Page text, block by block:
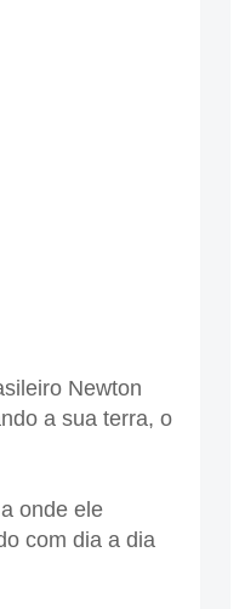
Newton
a sua terra, o
onde ele
com dia a dia